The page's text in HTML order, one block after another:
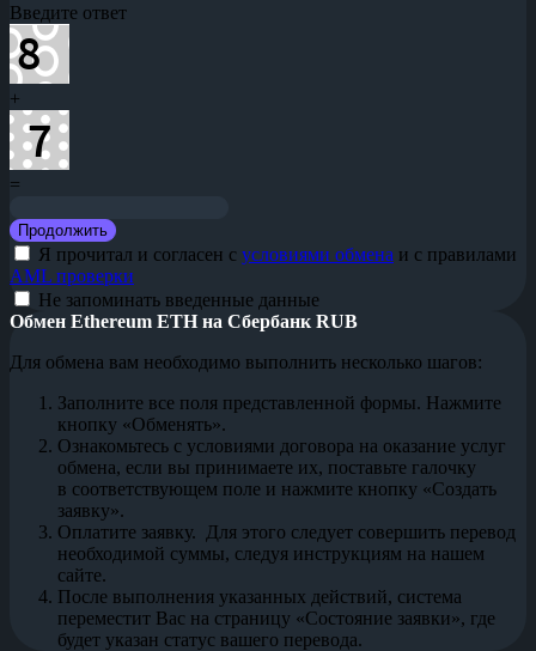
Введите ответ
+
=
Я прочитал и согласен с условиями обмена и с правилами
AML проверки
Не запоминать введенные данные
Обмен Ethereum ETH на Сбербанк RUB
Для обмена вам необходимо выполнить несколько шагов:
Заполните все поля представленной формы. Нажмите
кнопку «Обменять».
Ознакомьтесь с условиями договора на оказание услуг
обмена, если вы принимаете их, поставьте галочку
в соответствующем поле и нажмите кнопку «Создать
заявку».
Оплатите заявку. Для этого следует совершить перевод
необходимой суммы, следуя инструкциям на нашем
сайте.
После выполнения указанных действий, система
переместит Вас на страницу «Состояние заявки», где
будет указан статус вашего перевода.